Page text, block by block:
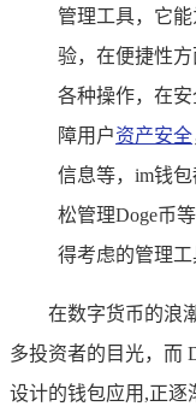
管理工具，它
验，在便捷性
各种操作，在
障用户资产安全
信息等，im钱
松管理Doge币
得考虑的管理工
在数字货币的浪
多投资者的目光，而
设计的钱包应用,正逐